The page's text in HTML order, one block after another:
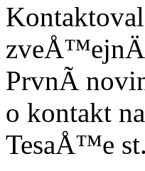
PrvnÃ­
o kontakt
TesaÅ™e